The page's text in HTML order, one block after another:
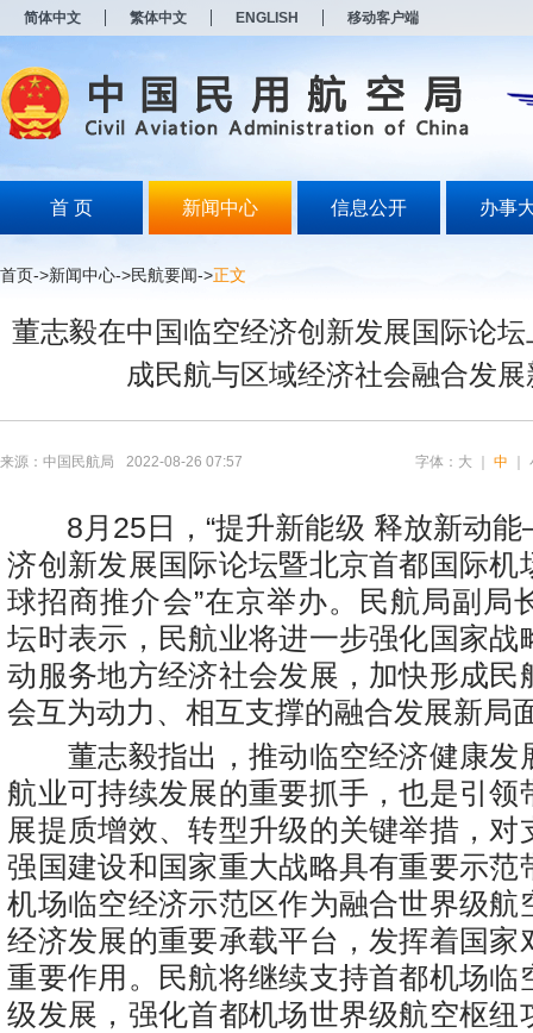
简体中文 繁体中文 ENGLISH 移动客户端
首 页 新闻中心 信息公开 办事
首页->新闻中心->民航要闻->正文
董志毅在中国临空经济创新发展国际论
成民航与区域经济社会融合发
来源：中国民航局 2022-08-26 07:57 字体： 大 中
8月25日，“提升新能级 释放新动
济创新发展国际论坛暨北京首都国际机
球招商推介会”在京举办。民航局副局
坛时表示，民航业将进一步强化国家战
动服务地方经济社会发展，加快形成民
会互为动力、相互支撑的融合发展新局
董志毅指出，推动临空经济健康发
航业可持续发展的重要抓手，也是引领
展提质增效、转型升级的关键举措，对
强国建设和国家重大战略具有重要示范
机场临空经济示范区作为融合世界级航
经济发展的重要承载平台，发挥着国家
重要作用。民航将继续支持首都机场临
级发展，强化首都机场世界级航空枢纽
打
开
无
障
说
按
Alt
波
浪
盲